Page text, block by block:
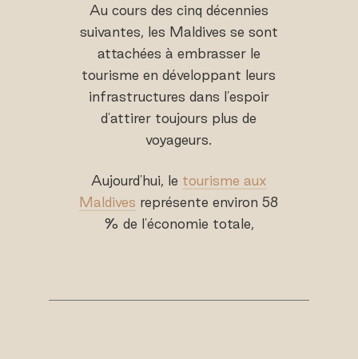
Au cours des cinq décennies
suivantes, les Maldives se sont
attachées à embrasser le
tourisme en développant leurs
infrastructures dans l'espoir
d'attirer toujours plus de
voyageurs.
Aujourd'hui, le tourisme aux
Maldives représente environ 58
% de l'économie totale,